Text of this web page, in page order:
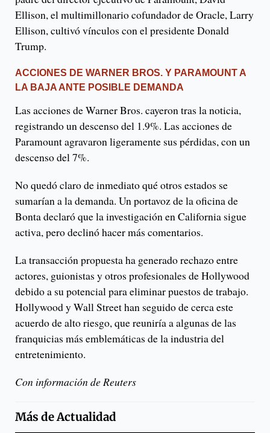
Ellison, el multimillonario cofundador de Oracle, Larry
Ellison, cultivó vínculos con el presidente Donald
Trump.
ACCIONES DE WARNER BROS. Y PARAMOUNT A
LA BAJA ANTE POSIBLE DEMANDA
Las acciones de Warner Bros. cayeron tras la noticia,
registrando un descenso del 1.9%. Las acciones de
Paramount agravaron ligeramente sus pérdidas, con un
descenso del 7%.
No quedó claro de inmediato qué otros estados se
sumarían a la demanda. Un portavoz de la oficina de
Bonta declaró que la investigación en California sigue
activa, pero declinó hacer más comentarios.
La transacción propuesta ha generado rechazo entre
actores, guionistas y otros profesionales de Hollywood
debido a su potencial para eliminar puestos de trabajo.
Hollywood y Wall Street han seguido de cerca este
acuerdo de alto riesgo, que reuniría a algunas de las
franquicias más emblemáticas de la industria del
entretenimiento.
Con información de Reuters
Más deActualidad